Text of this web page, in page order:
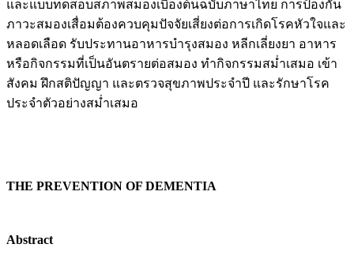
และแบบทดสอบสภาพสมองเบื้องต้นฉบับภาษาไทย การป้องกัน
ภาวะสมองเสื่อมต้องควบคุมปัจจัยเสี่ยงต่อการเกิดโรคหัวใจและ
หลอดเลือด รับประทานอาหารบำรุงสมอง หลีกเลี่ยงยา อาหาร
หรือกิจกรรมที่เป็นอันตรายต่อสมอง ทำกิจกรรมสม่ำเสมอ เข้า
สังคม ฝึกสติปัญญา และตรวจสุขภาพประจำปี และรักษาโรค
ประจำตัวอย่างสม่ำเสมอ
THE PREVENTION OF DEMENTIA
Abstract